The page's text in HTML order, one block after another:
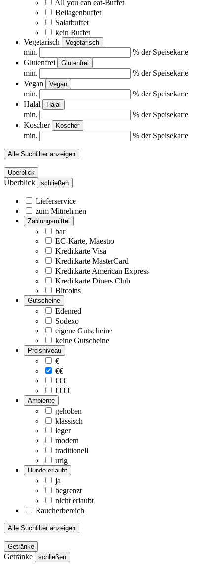
All you can eat-Buffet
Beilagenbuffet
Salatbuffet
kein Buffet
Vegetarisch
Vegetarisch
min.
% der Speisekarte
Glutenfrei
Glutenfrei
min.
% der Speisekarte
Vegan
Vegan
min.
% der Speisekarte
Halal
Halal
min.
% der Speisekarte
Koscher
Koscher
min. % der Speisekarte
Alle Suchfilter anzeigen
Überblick
Überblick schließen
Lieferservice
zum Mitnehmen
Zahlungsmittel
bar
EC-Karte, Maestro
Kreditkarte Visa
Kreditkarte MasterCard
Kreditkarte American Express
Kreditkarte Diners Club
Bitcoins
Gutscheine
Edenred
Sodexo
eigene Gutscheine
keine Gutscheine
Preisniveau
€
€€
€€€
€€€€
Ambiente
gehoben
klassisch
leger
modern
traditionell
urig
Hunde erlaubt
ja
begrenzt
nicht erlaubt
Raucherbereich
Alle Suchfilter anzeigen
Getränke
Getränke schließen